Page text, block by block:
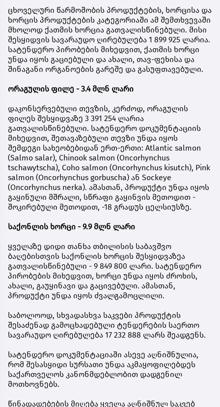
ცხოველური წარმოშობის პროდუქტების, ხორცისა და
ხორცის პროდუქტების კატეგორიაში ამ შემთხვევაში
მხოლოდ ქათმის ხორცია გათვალისწინებული. მისი
შესყიდვის სავარაუდო ღირებულება 1 899 925 ლარია.
სატენდერო პირობების მიხედვით, ქათმის ხორცი
უნდა იყოს გაციებული და ახალი, თავ-ფეხისა და
შინაგანი ორგანოების გარეშე და გასუფთავებული.
ორაგულის ფილე - 3.4 მლნ ლარი
დაკონსერვებული თევზის, კერძოდ, ორაგულის
ფილეს შესყიდვაზე 3 391 254 ლარია
გათვალისწინებული. სატენდერო დოკუმენტაციის
მიხედვით, შეთავაზებული თევზი უნდა იყოს
შემდეგი სახეობებიდან ერთ-ერთი: Atlantic salmon
(Salmo salar), Chinook salmon (Oncorhynchus
tschawytscha), Coho salmon (Oncorhynchus kisutch), Pink
salmon (Oncorhynchus gorbuscha) ან Sockeye
(Oncorhynchus nerka). ამასთან, პროდუქტი უნდა იყოს
გაყინული მშრალი, სწრაფი გაყინვის მეთოდით -
შოკირებული მეთოდით, -18 გრადუს ცელსიუსზე.
საქონლის ხორცი - 9.9 მლნ ლარი
ყველაზე დიდი თანხა თბილისის საბავშვო
ბაღებისთვის საქონლის ხორცის შესყიდვაზეა
გათვალისწინებული - 9 849 800 ლარი. სატენდერო
პირობების მიხედვით, ხორცი უნდა იყოს ძროხის,
ახალი, გაუყინავი და გაცივებული. ამასთან,
პროდუქტი უნდა იყოს ძვალგამოცლილი.
საბოლოოდ, სხვადასხვა საკვები პროდუქტის
შესაძენად გამოცხადებული ტენდერების საერთო
სავარაუდო ღირებულება 17 232 888 ლარს შეადგენს.
სატენდერო დოკუმენტაციაში ასევე აღნიშნულია,
რომ შესასყიდი სურსათი უნდა აკმაყოფილებდეს
საქართველოს კანონმდებლობით დადგენილ
მოთხოვნებს.
წინადადებების მიღება ყველა აღნიშნულ საკვებ